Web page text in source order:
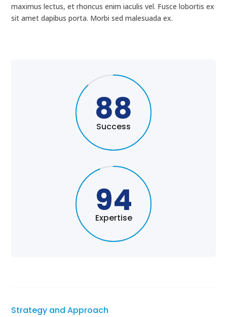
maximus lectus, et rhoncus enim iaculis vel. Fusce lobortis ex
sit amet dapibus porta. Morbi sed malesuada ex.
88
Success
94
Expertise
Strategy and Approach